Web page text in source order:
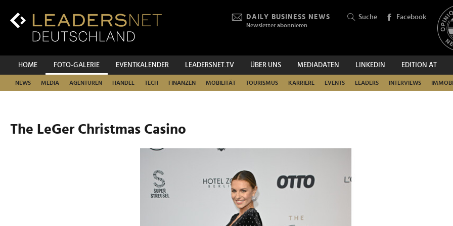
Inhalt
Hauptnavigation
DAILY BUSINESS NEWS
Newsletter abonnieren
Suche Facebook
HOME FOTO-GALERIE EVENTKALENDER LEADERSNET.TV ÜBER UNS MEDIADATEN LINKEDIN EDITION AT
NEWS MEDIA AGENTUREN HANDEL TECH FINANZEN MOBILITÄT TOURISMUS KARRIERE EVENTS LEADERS INTERVIEWS
SUCHEN
The LeGer Christmas Casino